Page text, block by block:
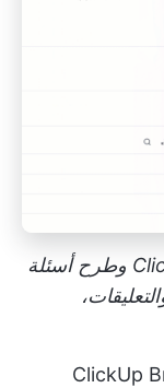
تلخيص نشاط المهمة بسرعة في ClickUp وطرح أسئلة
ClickUp